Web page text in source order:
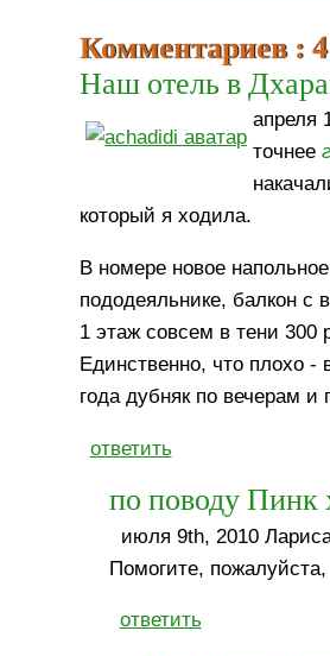
Комментариев : 4
Наш отель в
апреля
точнее
который я ходила.
В номере новое
пододеяльнике, балкон
1 этаж совсем в тени 300
Единственно, что плохо -
года дубняк по вечерам и
ответить
по поводу Пинк
июля 9th, 2010
Помогите,
ответить